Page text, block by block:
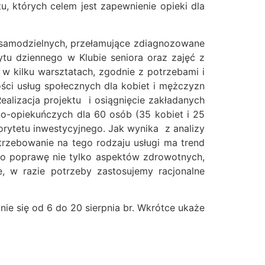
których celem jest zapewnienie opieki dla
przełamujące zdiagnozowane
dziennego w Klubie seniora oraz zajęć z
kilku warsztatach, zgodnie z potrzebami i
usług społecznych dla kobiet i mężczyzn
projektu i osiągnięcie zakładanych
opiekuńczych dla 60 osób (35 kobiet i 25
inwestycyjnego. Jak wynika z analizy
na tego rodzaju usługi ma trend
poprawę nie tylko aspektów zdrowotnych,
w razie potrzeby zastosujemy racjonalne
się od 6 do 20 sierpnia br. Wkrótce ukaże